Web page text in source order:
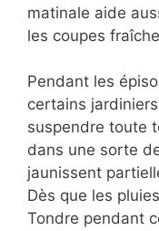
matinale aide
les coupes
Pendant les
certains
suspendre toute
dans une sorte
jaunissent
Dès que les
Tondre pendant